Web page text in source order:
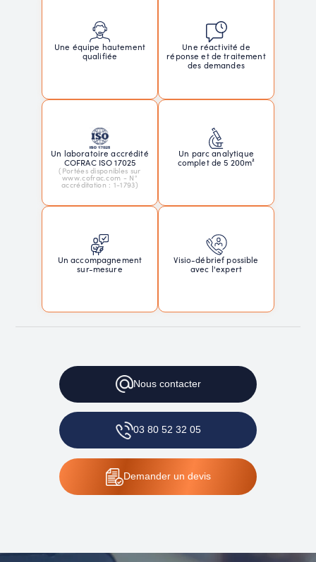
Une équipe hautement
qualifiée
Une réactivité de
réponse et de traitement
des demandes
Un laboratoire accrédité
COFRAC ISO 17025
(Portées disponibles sur
www.cofrac.com - N°
accréditation : 1-1793)
Un parc analytique
complet de 5 200m²
Un accompagnement
sur-mesure
Visio-débrief possible
avec l'expert
Nouscontacter
03 80 52 32 05
Demanderun devis